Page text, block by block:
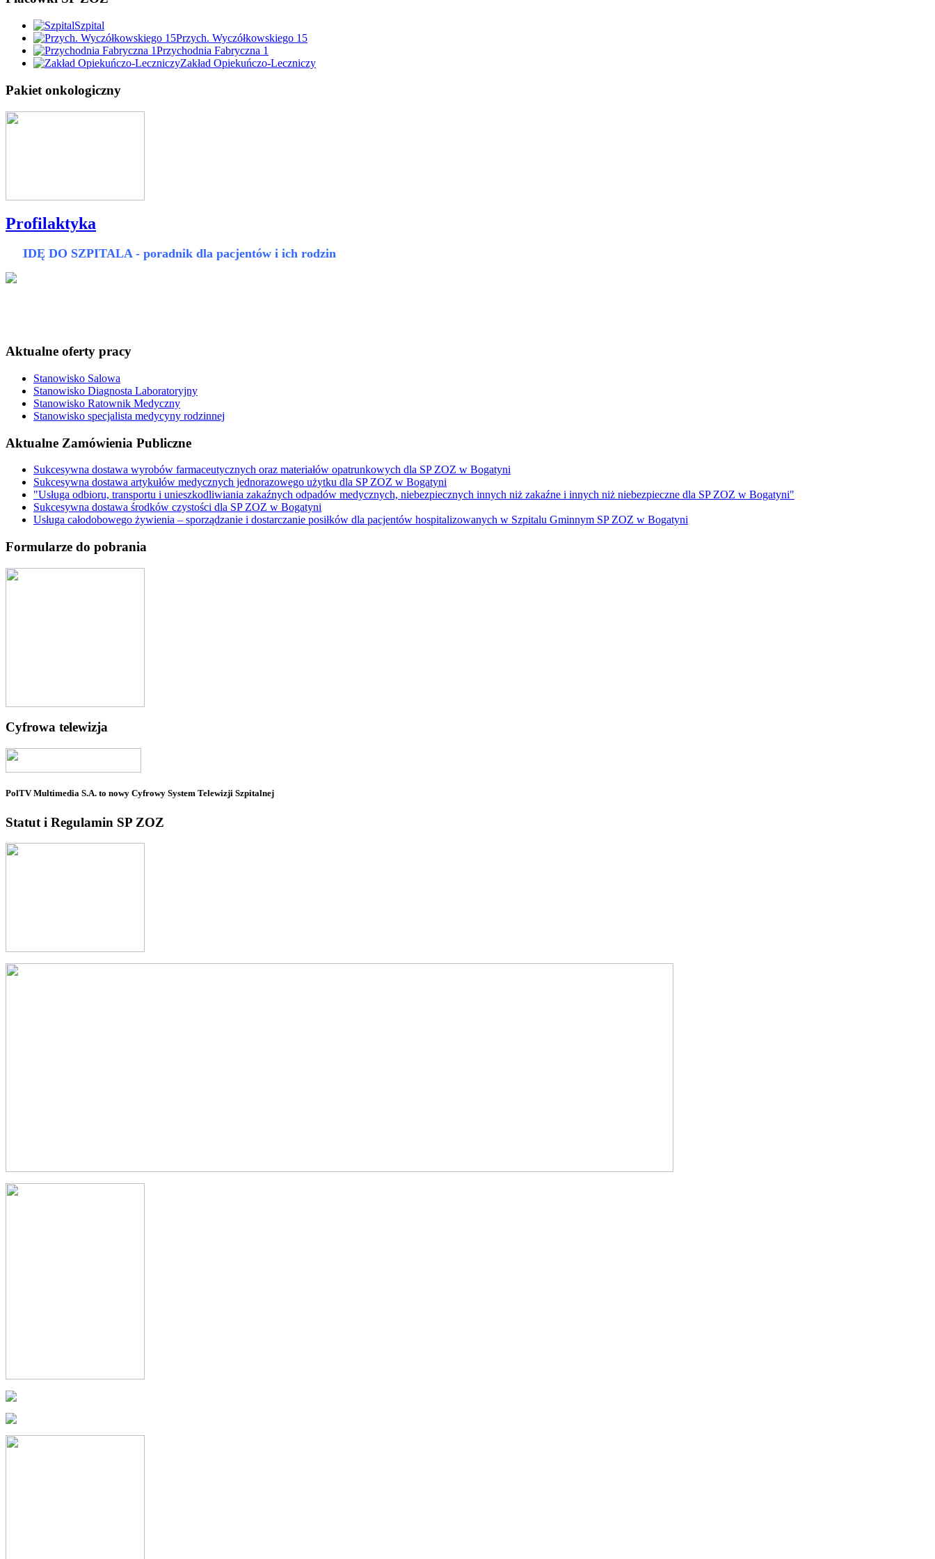
Szpital
Przych. Wyczółkowskiego 15
Przychodnia Fabryczna 1
Zakład Opiekuńczo-Leczniczy
Pakiet onkologiczny
Profilaktyka
IDĘ DO SZPITALA - poradnik dla pacjentów i ich rodzin
Aktualne oferty pracy
Stanowisko Salowa
Stanowisko Diagnosta Laboratoryjny
Stanowisko Ratownik Medyczny
Stanowisko specjalista medycyny rodzinnej
Aktualne Zamówienia Publiczne
Sukcesywna dostawa wyrobów farmaceutycznych oraz materiałów opatrunkowych dla SP ZOZ w Bogatyni
Sukcesywna dostawa artykułów medycznych jednorazowego użytku dla SP ZOZ w Bogatyni
"Usługa odbioru, transportu i unieszkodliwiania zakaźnych odpadów medycznych, niebezpiecznych innych niż zakaźne i innych niż niebezpieczne dla SP ZOZ w Bogatyni"
Sukcesywna dostawa środków czystości dla SP ZOZ w Bogatyni
Usługa całodobowego żywienia – sporządzanie i dostarczanie posiłków dla pacjentów hospitalizowanych w Szpitalu Gminnym SP ZOZ w Bogatyni
Formularze do pobrania
Cyfrowa telewizja
PolTV Multimedia S.A. to nowy Cyfrowy System Telewizji Szpitalnej
Statut i Regulamin SP ZOZ